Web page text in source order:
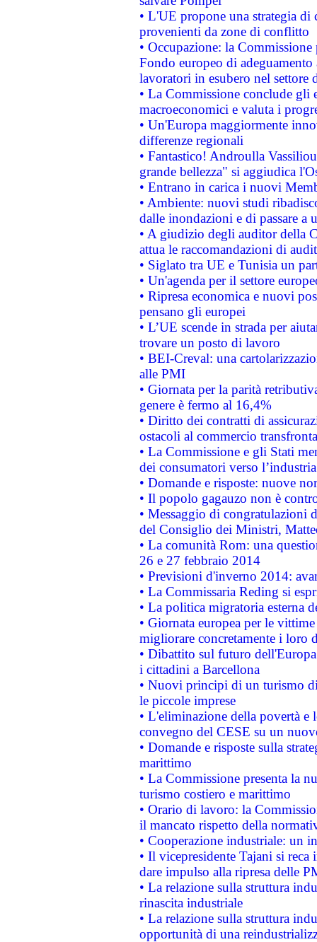
• L'UE propone una strategia
provenienti da zone di conflitto
• Occupazione: la
Fondo europeo di
lavoratori in esubero nel
• La Commissione conclude
macroeconomici e valuta i
• Un'Europa maggiormente
differenze regionali
• Fantastico! Androulla
grande bellezza" si aggiudica
• Entrano in carica i nuovi
• Ambiente: nuovi studi
dalle inondazioni e di passare a
• A giudizio degli auditor della
attua le raccomandazioni di
• Siglato tra UE e Tunisia un
• Un'agenda per il settore
• Ripresa economica e nuovi
pensano gli europei
• L’UE scende in strada per
trovare un posto di lavoro
• BEI-Creval: una
alle PMI
• Giornata per la parità
genere è fermo al 16,4%
• Diritto dei contratti di
ostacoli al commercio
• La Commissione e gli Stati
dei consumatori verso
• Domande e risposte: nuove
• Il popolo gagauzo non è
• Messaggio di congratulazioni
del Consiglio dei Ministri,
• La comunità Rom: una
26 e 27 febbraio 2014
• Previsioni d'inverno 2014:
• La Commissaria Reding si
• La politica migratoria esterna
• Giornata europea per le
migliorare concretamente i loro
• Dibattito sul futuro
i cittadini a Barcellona
• Nuovi principi di un turismo
le piccole imprese
• L'eliminazione della povertà
convegno del CESE su un
• Domande e risposte sulla
marittimo
• La Commissione presenta la
turismo costiero e marittimo
• Orario di lavoro: la
il mancato rispetto della
• Cooperazione industriale: un
• Il vicepresidente Tajani si
dare impulso alla ripresa delle
• La relazione sulla struttura
rinascita industriale
• La relazione sulla struttura
opportunità di una